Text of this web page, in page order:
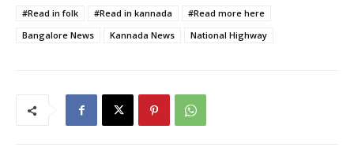
#Read in folk #Read in kannada
#Read more here
Bangalore News
Kannada News National Highway